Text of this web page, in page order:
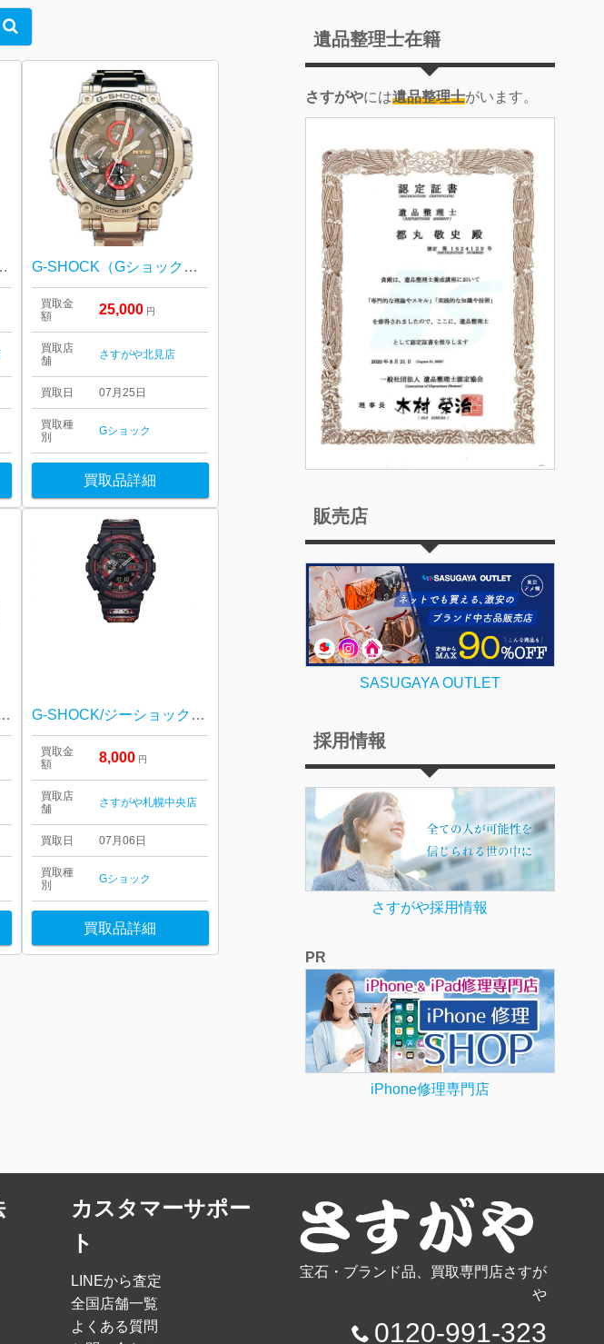
Search
ック） 5600シリーズ G-SHOCK（Gショック）腕時計 MTG-G1000D
買取金
額
25,000 円
買取店
舗
さすがや北見店
買取日 07月25日
買取種
別
Gショック
買取品詳細
) ストームチェイサー MTG-B2000 G-SHOCK/ジーショック 達磨（ダルマ）モデル
買取金
額
8,000 円
買取店
舗
さすがや札幌中央店
買取日 07月06日
買取種
別
Gショック
買取品詳細
遺品整理士在籍
さすがやには遺品整理士がいます。
販売店
SASUGAYA OUTLET
採用情報
さすがや採用情報
PR
iPhone修理専門店
カスタマーサポー
ト
LINEから査定
全国店舗一覧
よくある質問
宝石・ブランド品、買取専門店さすが
や
0120-991-323